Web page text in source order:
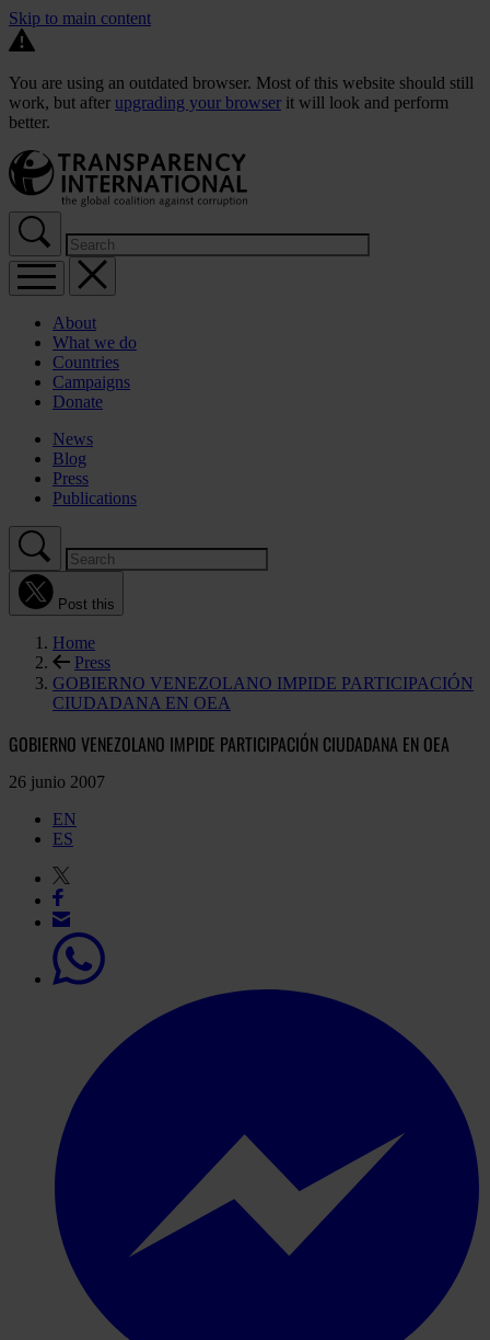
Skip to main content
You are using an outdated browser. Most of this website should still
work, but after upgrading your browser it will look and perform
better.
About
What we do
Countries
Campaigns
Donate
News
Blog
Press
Publications
Post this
Home
Press
GOBIERNO VENEZOLANO IMPIDE PARTICIPACIÓN
CIUDADANA EN OEA
GOBIERNO VENEZOLANO IMPIDE PARTICIPACIÓN CIUDADANA EN OEA
26 junio 2007
EN
ES